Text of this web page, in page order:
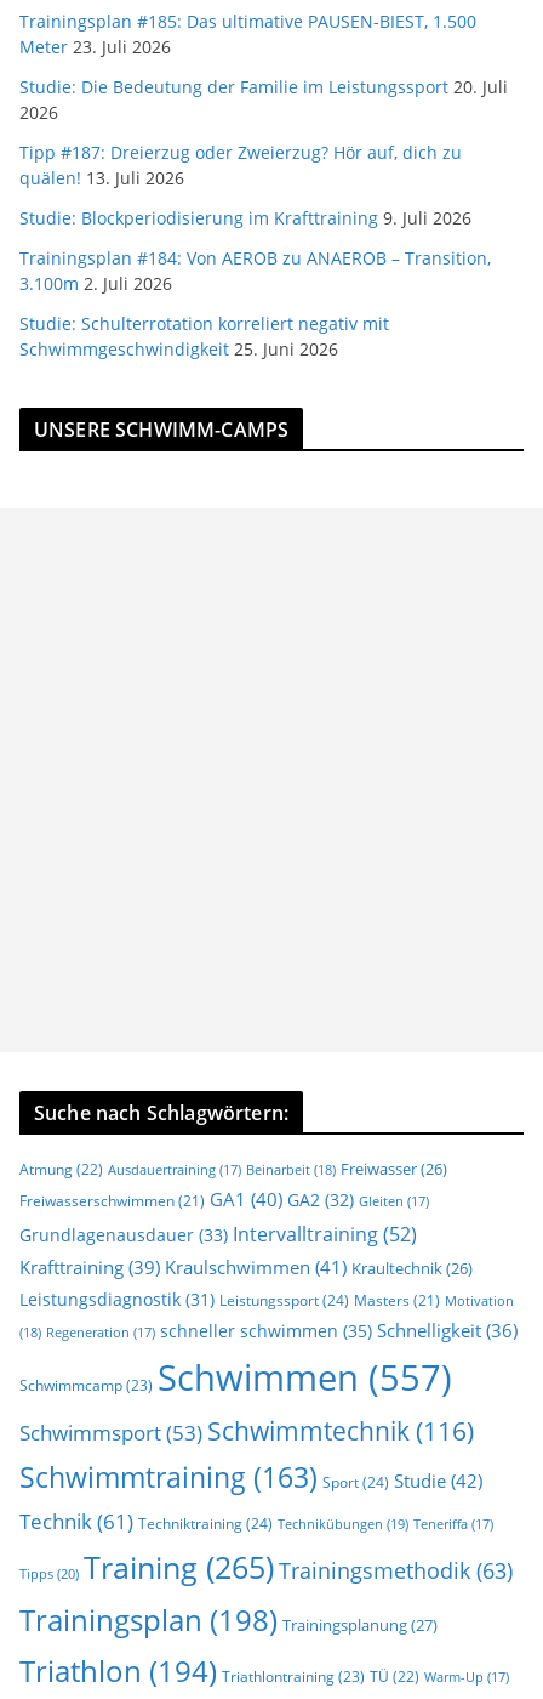
Trainingsplan #185: Das ultimative PAUSEN-BIEST, 1.500
Meter 23. Juli 2026
Studie: Die Bedeutung der Familie im Leistungssport 20. Juli
2026
Tipp #187: Dreierzug oder Zweierzug? Hör auf, dich zu
quälen! 13. Juli 2026
Studie: Blockperiodisierung im Krafttraining 9. Juli 2026
Trainingsplan #184: Von AEROB zu ANAEROB – Transition,
3.100m 2. Juli 2026
Studie: Schulterrotation korreliert negativ mit
Schwimmgeschwindigkeit 25. Juni 2026
UNSERE SCHWIMM-CAMPS
Suche nach Schlagwörtern:
Atmung(22) Ausdauertraining (17) Beinarbeit (18) Freiwasser(26)
Freiwasserschwimmen (21) GA1 (40) GA2 (32) Gleiten (17)
Grundlagenausdauer (33) Intervalltraining(52)
Krafttraining (39) Kraulschwimmen (41) Kraultechnik(26)
Leistungsdiagnostik (31) Leistungssport(24) Masters (21) Motivation
(18) Regeneration (17) schneller schwimmen (35) Schnelligkeit (36)
Schwimmcamp(23) Schwimmen (557)
Schwimmsport(53) Schwimmtechnik(116)
Schwimmtraining (163) Sport(24) Studie (42)
Technik(61) Techniktraining(24) Technikübungen (19) Teneriffa (17)
Tipps (20) Training (265)Trainingsmethodik (63)
Trainingsplan (198) Trainingsplanung(27)
Triathlon (194) Triathlontraining(23) TÜ (22) Warm-Up (17)